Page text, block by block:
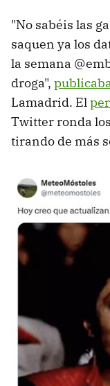
"No sabéis las
saquen ya los
la semana
droga",
Lamadrid. El
Twitter ronda
tirando de más